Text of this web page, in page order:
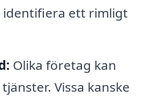
identifiera ett rimligt
Olika företag kan
Vissa kanske